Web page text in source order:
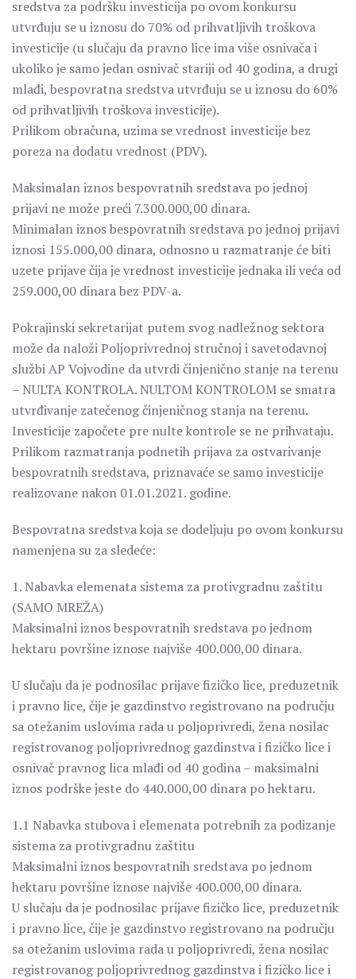
sredstva za podršku investicija po ovom konkursu
utvrđuju se u iznosu do 70% od prihvatljivih troškova
investicije (u slučaju da pravno lice ima više osnivača i
ukoliko je samo jedan osnivač stariji od 40 godina, a drugi
mlađi, bespovratna sredstva utvrđuju se u iznosu do 60%
od prihvatljivih troškova investicije).
Prilikom obračuna, uzima se vrednost investicije bez
poreza na dodatu vrednost (PDV).
Maksimalan iznos bespovratnih sredstava po jednoj
prijavi ne može preći 7.300.000,00 dinara.
Minimalan iznos bespovratnih sredstava po jednoj prijavi
iznosi 155.000,00 dinara, odnosno u razmatranje će biti
uzete prijave čija je vrednost investicije jednaka ili veća od
259.000,00 dinara bez PDV-a.
Pokrajinski sekretarijat putem svog nadležnog sektora
može da naloži Poljoprivrednoj stručnoj i savetodavnoj
službi AP Vojvodine da utvrdi činjenično stanje na terenu
– NULTA KONTROLA. NULTOM KONTROLOM se smatra
utvrđivanje zatečenog činjeničnog stanja na terenu.
Investicije započete pre nulte kontrole se ne prihvataju.
Prilikom razmatranja podnetih prijava za ostvarivanje
bespovratnih sredstava, priznavaće se samo investicije
realizovane nakon 01.01.2021. godine.
Bespovratna sredstva koja se dodeljuju po ovom konkursu
namenjena su za sledeće:
1. Nabavka elemenata sistema za protivgradnu zaštitu
(SAMO MREŽA)
Maksimalni iznos bespovratnih sredstava po jednom
hektaru površine iznose najviše 400.000,00 dinara.
U slučaju da je podnosilac prijave fizičko lice, preduzetnik
i pravno lice, čije je gazdinstvo registrovano na području
sa otežanim uslovima rada u poljoprivredi, žena nosilac
registrovanog poljoprivrednog gazdinstva i fizičko lice i
osnivač pravnog lica mlađi od 40 godina – maksimalni
iznos podrške jeste do 440.000,00 dinara po hektaru.
1.1 Nabavka stubova i elemenata potrebnih za podizanje
sistema za protivgradnu zaštitu
Maksimalni iznos bespovratnih sredstava po jednom
hektaru površine iznose najviše 400.000,00 dinara.
U slučaju da je podnosilac prijave fizičko lice, preduzetnik
i pravno lice, čije je gazdinstvo registrovano na području
sa otežanim uslovima rada u poljoprivredi, žena nosilac
registrovanog poljoprivrednog gazdinstva i fizičko lice i